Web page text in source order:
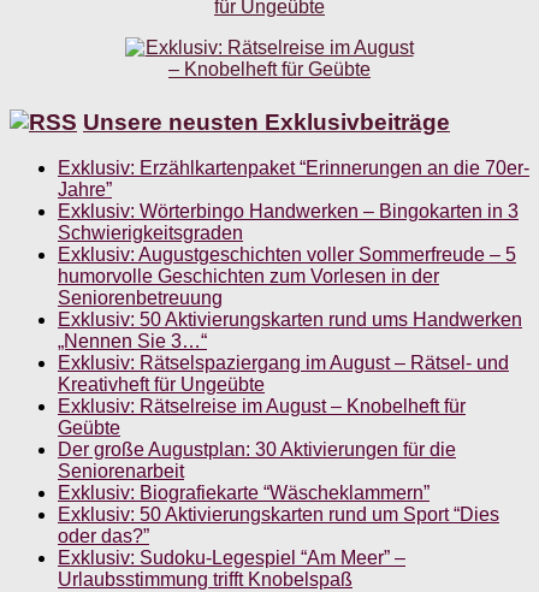
Unsere neusten Exklusivbeiträge
Exklusiv: Erzählkartenpaket “Erinnerungen an die 70er-
Jahre”
Exklusiv: Wörterbingo Handwerken – Bingokarten in 3
Schwierigkeitsgraden
Exklusiv: Augustgeschichten voller Sommerfreude – 5
humorvolle Geschichten zum Vorlesen in der
Seniorenbetreuung
Exklusiv: 50 Aktivierungskarten rund ums Handwerken
„Nennen Sie 3…“
Exklusiv: Rätselspaziergang im August – Rätsel- und
Kreativheft für Ungeübte
Exklusiv: Rätselreise im August – Knobelheft für
Geübte
Der große Augustplan: 30 Aktivierungen für die
Seniorenarbeit
Exklusiv: Biografiekarte “Wäscheklammern”
Exklusiv: 50 Aktivierungskarten rund um Sport “Dies
oder das?”
Exklusiv: Sudoku-Legespiel “Am Meer” –
Urlaubsstimmung trifft Knobelspaß